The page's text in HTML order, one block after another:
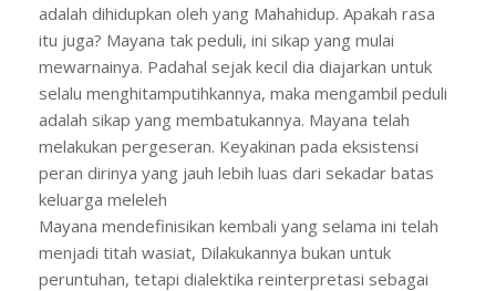
adalah dihidupkan oleh yang Mahahidup. Apakah rasa
itu juga? Mayana tak peduli, ini sikap yang mulai
mewarnainya. Padahal sejak kecil dia diajarkan untuk
selalu menghitamputihkannya, maka mengambil peduli
adalah sikap yang membatukannya. Mayana telah
melakukan pergeseran. Keyakinan pada eksistensi
peran dirinya yang jauh lebih luas dari sekadar batas
keluarga meleleh
Mayana mendefinisikan kembali yang selama ini telah
menjadi titah wasiat, Dilakukannya bukan untuk
peruntuhan, tetapi dialektika reinterpretasi sebagai